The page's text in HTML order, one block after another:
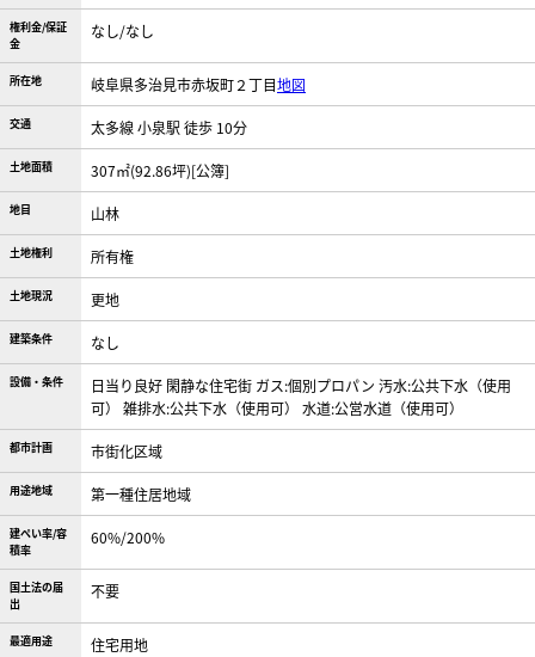
権利金/保証
金
なし/なし
所在地 岐阜県多治見市赤坂町２丁目地図
交通 太多線 小泉駅 徒歩 10分
土地面積 307㎡(92.86坪)[公簿]
地目 山林
土地権利 所有権
土地現況 更地
建築条件 なし
設備・条件 日当り良好 閑静な住宅街 ガス:個別プロパン 汚水:公共下水（使用
可）
雑排水:公共下水（使用可） 水道:公営水道（使用可）
都市計画 市街化区域
用途地域 第一種住居地域
建ぺい率/容
積率
60%/200%
国土法の届
出
不要
最適用途 住宅用地